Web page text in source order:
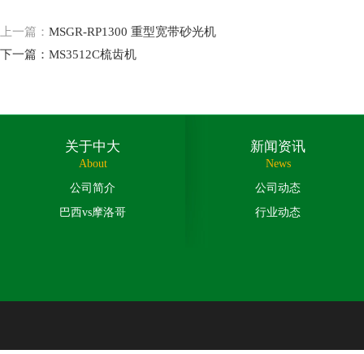
上一篇： MSGR-RP1300 重型宽带砂光机
下一篇： MS3512C梳齿机
关于中大
About
公司简介
巴西vs摩洛哥
新闻资讯
News
公司动态
行业动态